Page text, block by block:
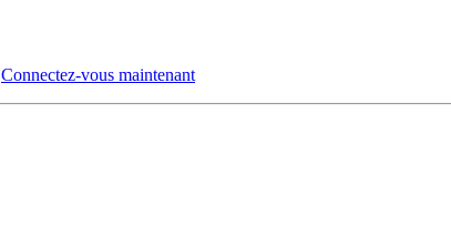
Connectez-vous maintenant